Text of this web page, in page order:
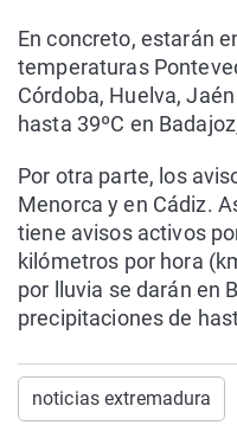
En concreto, estarán
temperaturas
Córdoba, Huelva,
hasta 39ºC en
Por otra parte, los
Menorca y en Cádiz.
tiene avisos activos
kilómetros por hora
por lluvia se darán en
precipitaciones de
noticias extremadura